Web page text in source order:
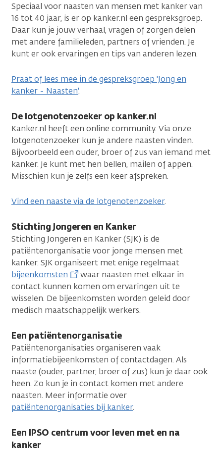
Speciaal voor naasten van mensen met kanker van
16 tot 40 jaar, is er op kanker.nl een gespreksgroep.
Daar kun je jouw verhaal, vragen of zorgen delen
met andere familieleden, partners of vrienden. Je
kunt er ook ervaringen en tips van anderen lezen.
Praat of lees mee in de gespreksgroep 'Jong en
kanker - Naasten'.
De lotgenotenzoeker op kanker.nl
Kanker.nl heeft een online community. Via onze
lotgenotenzoeker kun je andere naasten vinden.
Bijvoorbeeld een ouder, broer of zus van iemand met
kanker. Je kunt met hen bellen, mailen of appen.
Misschien kun je zelfs een keer afspreken.
Vind een naaste via de lotgenotenzoeker.
Stichting Jongeren en Kanker
Stichting Jongeren en Kanker (SJK) is de
patiëntenorganisatie voor jonge mensen met
kanker. SJK organiseert met enige regelmaat
bijeenkomsten
waar naasten met elkaar in
contact kunnen komen om ervaringen uit te
wisselen. De bijeenkomsten worden geleid door
medisch maatschappelijk werkers.
Een patiëntenorganisatie
Patiëntenorganisaties organiseren vaak
informatiebijeenkomsten of contactdagen. Als
naaste (ouder, partner, broer of zus) kun je daar ook
heen. Zo kun je in contact komen met andere
naasten. Meer informatie over
patiëntenorganisaties bij kanker.
Een IPSO centrum voor leven met en na
kanker